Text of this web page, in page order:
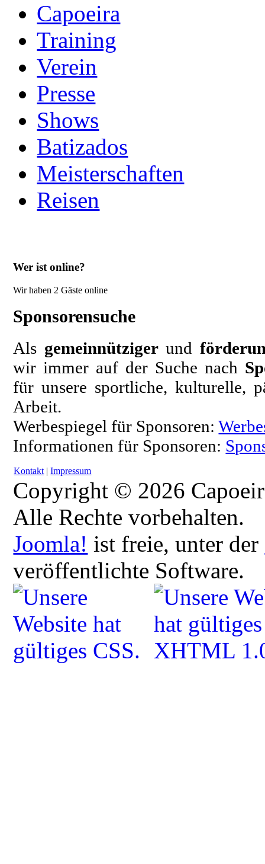
Capoeira
Training
Verein
Presse
Shows
Batizados
Meisterschaften
Reisen
Wer ist online?
Wir haben 2 Gäste online
Sponsorensuche
Als gemeinnützigerund
wir immer auf der Suche nach
für unsere sportliche, kulturelle,
Arbeit.
Werbespiegel für Sponsoren:
Informationen für Sponsoren:
Kontakt |Impressum
Copyright © 2026
Alle Rechte vorbehalten.
Joomla! ist freie, unter der
veröffentlichte Software.